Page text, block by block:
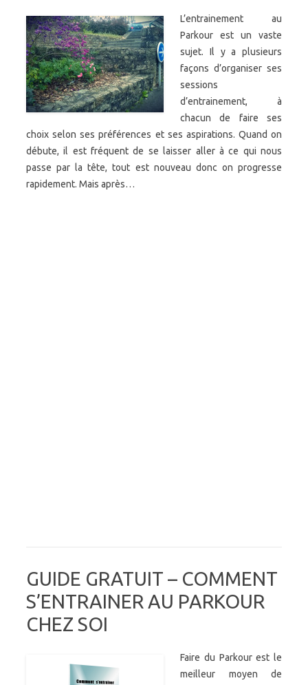
L’entrainement au
Parkour est un vaste
sujet. Il y a plusieurs
façons d’organiser ses
sessions
d’entrainement, à
chacun de faire ses
choix selon ses préférences et ses aspirations. Quand on
débute, il est fréquent de se laisser aller à ce qui nous
passe par la tête, tout est nouveau donc on progresse
rapidement. Mais après…
GUIDE GRATUIT – COMMENT
S’ENTRAINER AU PARKOUR
CHEZ SOI
Faire du Parkour est le
meilleur moyen de